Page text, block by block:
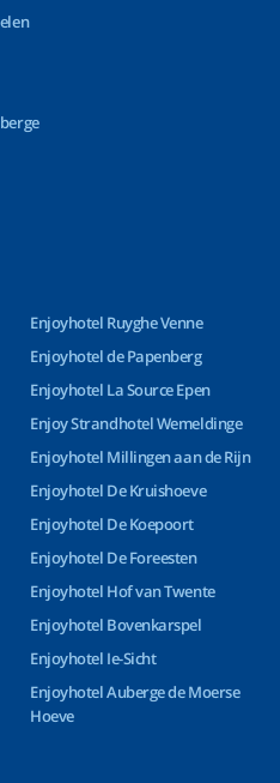
Enjoyhotel Ruyghe Venne
Enjoyhotel de Papenberg
Enjoyhotel La Source Epen
Enjoy Strandhotel Wemeldinge
Enjoyhotel Millingen aan de Rijn
Enjoyhotel De Kruishoeve
Enjoyhotel De Koepoort
Enjoyhotel De Foreesten
Enjoyhotel Hof van Twente
Enjoyhotel Bovenkarspel
Enjoyhotel Ie-Sicht
Enjoyhotel Auberge de Moerse
Hoeve